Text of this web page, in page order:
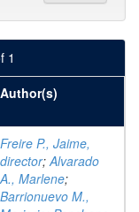
1
Author(s)
Freire P., Jaime,
director;Alvarado
A., Marlene;
Barrionuevo M.,